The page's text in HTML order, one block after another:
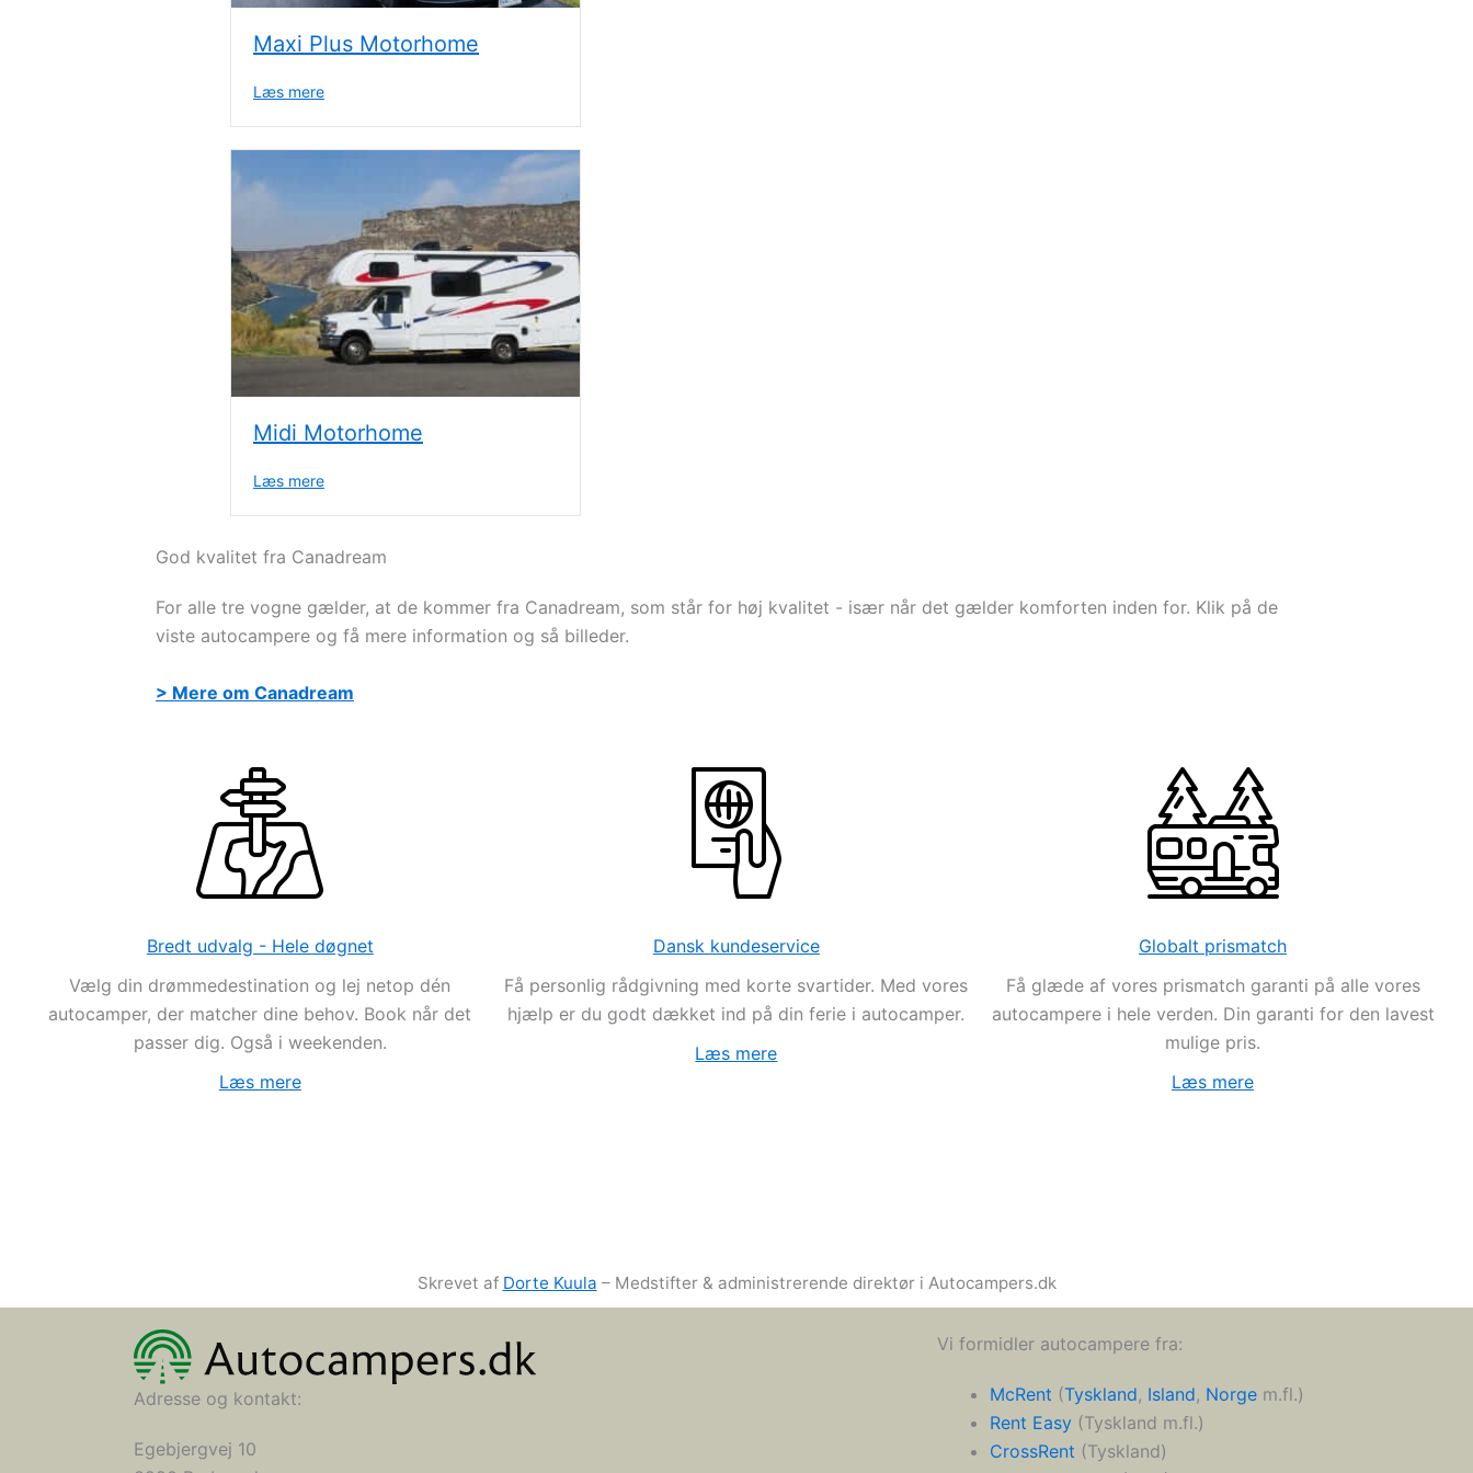
Maxi Plus Motorhome
Læs mere
Midi Motorhome
Læs mere
God kvalitet fra Canadream
For alle tre vogne gælder, at de kommer fra Canadream, som står for høj kvalitet - især når det gælder komforten inden for. Klik på de
viste autocampere og få mere information og så billeder.
> Mere om Canadream
Bredt udvalg - Hele døgnet
Vælg din drømmedestination og lej netop dén
autocamper, der matcher dine behov. Book når det
passer dig. Også i weekenden.
Læs mere
Dansk kundeservice
Få personlig rådgivning med korte svartider. Med vores
hjælp er du godt dækket ind på din ferie i autocamper.
Læs mere
Globalt prismatch
Få glæde af vores prismatch garanti på alle vores
autocampere i hele verden. Din garanti for den lavest
mulige pris.
Læs mere
Skrevet af Dorte Kuula – Medstifter & administrerende direktør i Autocampers.dk
Adresse og kontakt:
Egebjergvej 10
Vi formidler autocampere fra:
McRent (Tyskland, Island, Norge m.fl.)
Rent Easy (Tyskland m.fl.)
CrossRent (Tyskland)